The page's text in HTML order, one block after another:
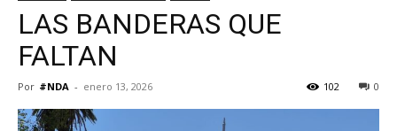
LAS BANDERAS QUE
FALTAN
Por #NDA - enero 13, 2026 0
102